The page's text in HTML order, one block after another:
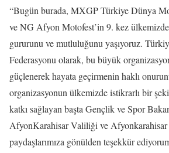
“Bugün burada, MXGP Türkiye Dünya
ve NG Afyon Motofest’in 9. kez
gururunu ve mutluluğunu yaşıyoruz.
Federasyonu olarak, bu büyük
güçlenerek hayata geçirmenin haklı
organizasyonun ülkemizde istikrarlı bir
katkı sağlayan başta Gençlik ve Spor
AfyonKarahisar Valiliği ve Afyonkarahisar
paydaşlarımıza gönülden teşekkür